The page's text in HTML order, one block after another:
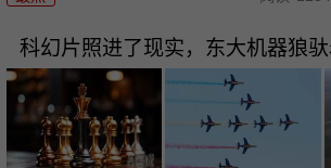
科幻片照进了现实，东大机器狼驮